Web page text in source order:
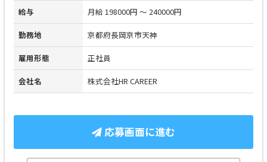
給与 月給 198000円 ～ 240000円
勤務地 京都府長岡京市天神
雇用形態 正社員
会社名 株式会社HR CAREER
応募画面に進む